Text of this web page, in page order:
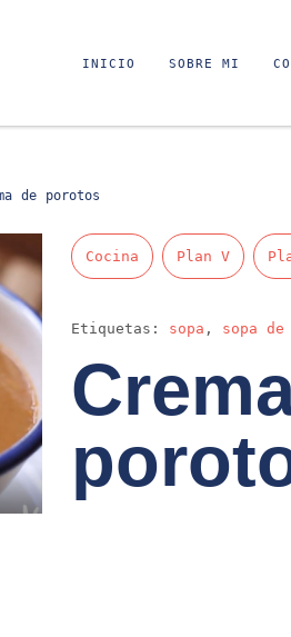
INICIO SOBRE MI
de porotos
Cocina Plan V
Etiquetas: sopa , sopa